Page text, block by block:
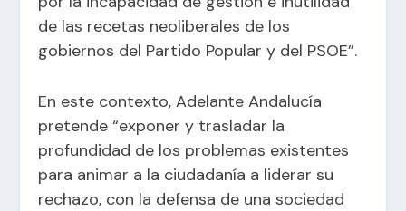
de las recetas neoliberales de los
gobiernos del Partido Popular y del PSOE”.
En este contexto, Adelante Andalucía
pretende “exponer y trasladar la
profundidad de los problemas existentes
para animar a la ciudadanía a liderar su
rechazo, con la defensa de una sociedad